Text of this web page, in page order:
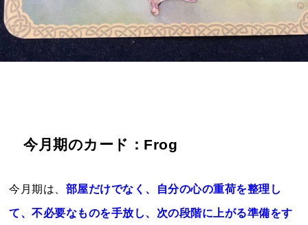
今月期のカード：Frog
今月期は、 部屋だけでなく、自分の心の重荷を整理し
て、不必要なものを手放し、次の段階に上がる準備をす